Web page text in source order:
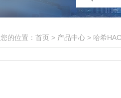
您的位置： 首页 > 产品中心 > 哈希